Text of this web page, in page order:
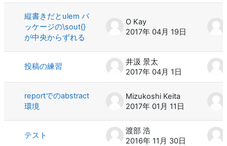
縦書きだとulem パ
ッケージの\sout{}
が中央からずれる
O Kay
2017年 04月 19日
投稿の練習
井汲 景太
2017年 04月 1日
reportでのabstract
環境
Mizukoshi Keita
2017年 01月 11日
テスト
渡部 浩
2016年 11月 30日